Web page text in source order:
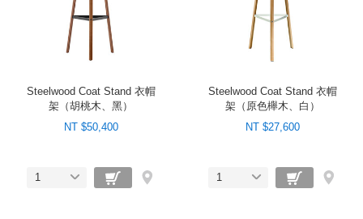
Steelwood Coat Stand 衣帽
架（胡桃木、黑）
NT $50,400
1
Steelwood Coat Stand 衣帽
架（原色櫸木、白）
NT $27,600
1